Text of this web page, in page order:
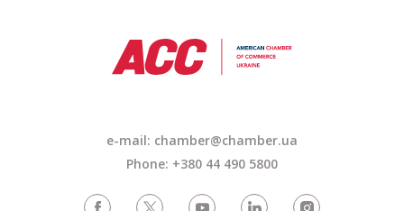
e-mail: chamber@chamber.ua
Phone: +380 44 490 5800